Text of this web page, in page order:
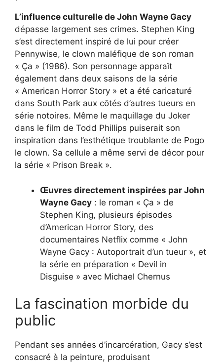
L’influence culturelle de John Wayne Gacy
dépasse largement ses crimes. Stephen King
s’est directement inspiré de lui pour créer
Pennywise, le clown maléfique de son roman
« Ça » (1986). Son personnage apparaît
également dans deux saisons de la série
« American Horror Story » et a été caricaturé
dans South Park aux côtés d’autres tueurs en
série notoires. Même le maquillage du Joker
dans le film de Todd Phillips puiserait son
inspiration dans l’esthétique troublante de Pogo
le clown. Sa cellule a même servi de décor pour
la série « Prison Break ».
Œuvres directement inspirées par John
Wayne Gacy : le roman « Ça » de
Stephen King, plusieurs épisodes
d’American Horror Story, des
documentaires Netflix comme « John
Wayne Gacy : Autoportrait d’un tueur », et
la série en préparation « Devil in
Disguise » avec Michael Chernus
La fascination morbide du
public
Pendant ses années d’incarcération, Gacy s’est
consacré à la peinture, produisant